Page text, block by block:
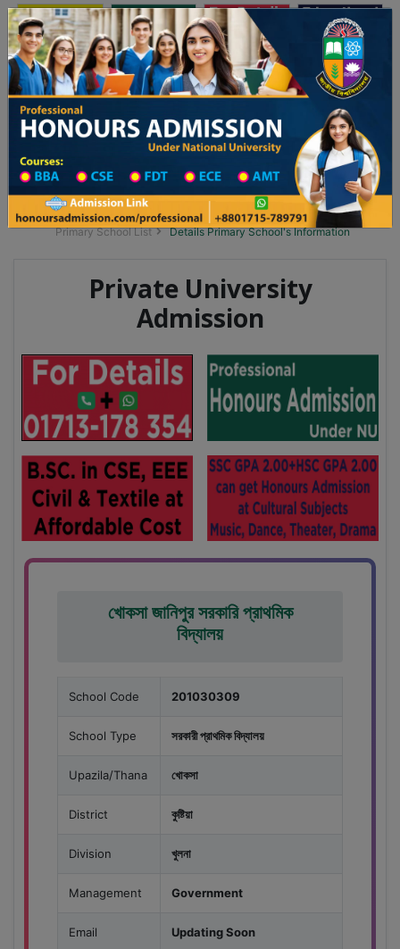
Toggle navigation অনার্স ভর্তি প্রফেশনাল অনার্স
Updates
২৬ শিক্ষাবর্ষের ১ম বর্ষের ভর্তি আবেদন বিজ্ঞপ্তি ঢাকা বিশ্ববিদ্যালয় ২০২৫-২৬ শিক্ষাবর্ষে
Division List
Primary School District Wise
Primary School in খোকসা
Primary School List
Details Primary School's Information
Private University
Admission
খোকসা জানিপুর সরকারি প্রাথমিক
বিদ্যালয়
School Code 201030309
School Type সরকারী প্রাথমিক বিদ্যালয়
Upazila/Thana খোকসা
District কুষ্টিয়া
Division খুলনা
Management Government
Email Updating Soon